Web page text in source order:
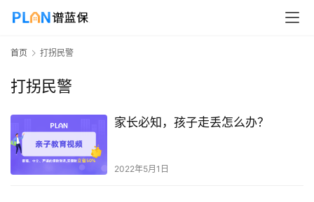
首页 打拐民警
打拐民警
家长必知，孩子走丢怎么办？
2022年5月1日